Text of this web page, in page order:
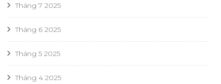
Tháng 7 2025
Tháng 6 2025
Tháng 5 2025
Tháng 4 2025